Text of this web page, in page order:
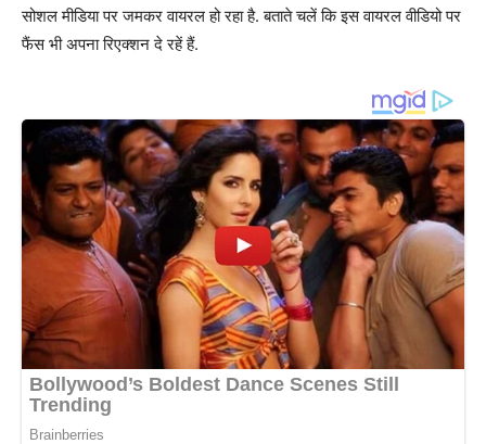
सोशल मीडिया पर जमकर वायरल हो रहा है. बताते चलें कि इस वायरल वीडियो पर
फैंस भी अपना रिएक्शन दे रहें हैं.